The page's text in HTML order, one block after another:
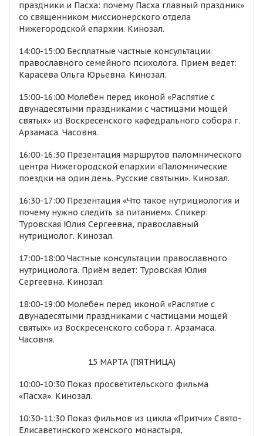
праздники и Пасха: почему Пасха главный праздник»
со священником миссионерского отдела
Нижегородской епархии. Кинозал.
14:00-15:00 Бесплатные частные консультации
православного семейного психолога. Прием ведет:
Карасёва Ольга Юрьевна. Кинозал.
15:00-16:00 Молебен перед иконой «Распятие с
двунадесятыми праздниками с частицами мощей
святых» из Воскресенского кафедрального собора г.
Арзамаса. Часовня.
16:00-16:30 Презентация маршрутов паломнического
центра Нижегородской епархии «Паломнические
поездки на один день. Русские святыни». Кинозал.
16:30-17:00 Презентация «Что такое нутрициология и
почему нужно следить за питанием». Спикер:
Туровская Юлия Сергеевна, православный
нутрициолог. Кинозал.
17:00-18:00 Частные консультации православного
нутрициолога. Приём ведет: Туровская Юлия
Сергеевна. Кинозал.
18:00-19:00 Молебен перед иконой «Распятие с
двунадесятыми праздниками с частицами мощей
святых» из Воскресенского собора г. Арзамаса.
Часовня.
15 МАРТА (ПЯТНИЦА)
10:00-10:30 Показ просветительского фильма
«Пасха». Кинозал.
10:30-11:30 Показ фильмов из цикла «Притчи» Свято-
Елисаветинского женского монастыря,